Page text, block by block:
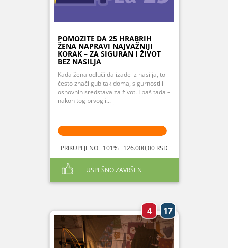
POMOZITE DA 25 HRABRIH
ŽENA NAPRAVI NAJVAŽNIJI
KORAK – ZA SIGURAN I ŽIVOT
BEZ NASILJA
Kada žena odluči da izađe iz nasilja, to
često znači gubitak doma, sigurnosti i
osnovnih sredstava za život. I baš tada –
nakon tog prvog i...
PRIKUPLJENO 101% 126.000,00 RSD
USPEŠNO ZAVRŠEN
4 17